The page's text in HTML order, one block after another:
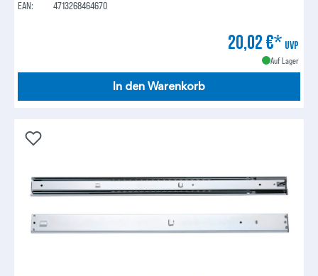
EAN: 4713268464670
20,02 €* UVP
Auf Lager
In den Warenkorb